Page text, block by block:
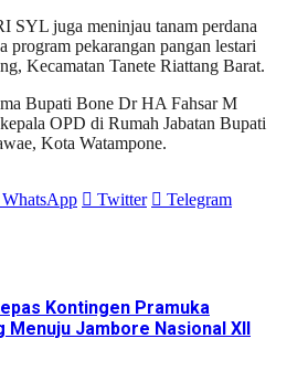
SYL juga meninjau tanam perdana
program pekarangan pangan lestari
Kecamatan Tanete Riattang Barat.
Bupati Bone Dr HA Fahsar M
OPD di Rumah Jabatan Bupati
Kota Watampone.
WhatsApp Twitter
Telegram
Kontingen Pramuka
Menuju Jambore Nasional XII